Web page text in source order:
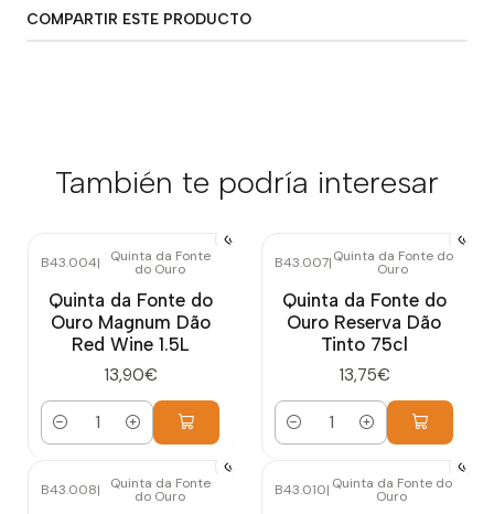
COMPARTIR ESTE PRODUCTO
También te podría interesar
B43.004| Quinta da Fonte
do Ouro
Quinta da Fonte do
Ouro Magnum Dão
Red Wine 1.5L
13,90€
Cantidad
B43.007|Quinta da Fonte do
Ouro
Quinta da Fonte do
Ouro Reserva Dão
Tinto 75cl
13,75€
Cantidad
B43.008| Quinta da Fonte
do Ouro B43.010| Quinta da Fonte do
Ouro